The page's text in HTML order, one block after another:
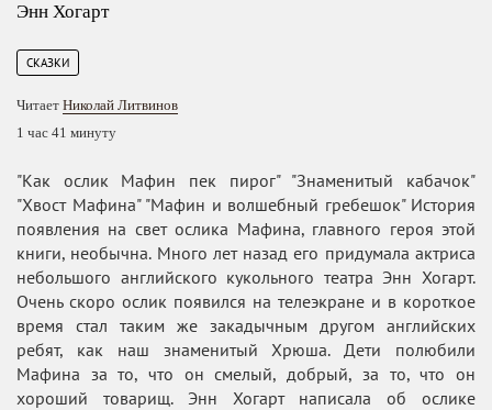
Энн Хогарт
СКАЗКИ
Читает Николай Литвинов
1 час 41 минуту
"Как ослик Мафин пек пирог" "Знаменитый кабачок"
"Хвост Мафина" "Мафин и волшебный гребешок" История
появления на свет ослика Мафина, главного героя этой
книги, необычна. Много лет назад его придумала актриса
небольшого английского кукольного театра Энн Хогарт.
Очень скоро ослик появился на телеэкране и в короткое
время стал таким же закадычным другом английских
ребят, как наш знаменитый Хрюша. Дети полюбили
Мафина за то, что он смелый, добрый, за то, что он
хороший товарищ. Энн Хогарт написала об ослике